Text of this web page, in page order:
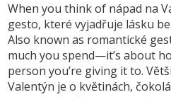
When you think of nápad na
gesto, které vyjadřuje lásku
Also known as romantické
much you spend—it’s about
person you’re giving it to.
Valentýn je o květinách,